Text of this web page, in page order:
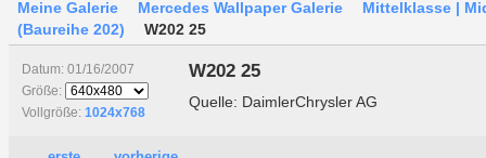
Meine Galerie Mercedes Wallpaper Galerie
Mittelklasse |
(Baureihe 202)
W202 25
Datum: 01/16/2007
Größe:
Vollgröße: 1024x768
W202 25
Quelle: DaimlerChrysler AG